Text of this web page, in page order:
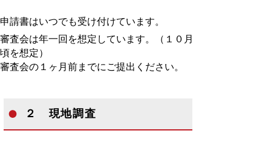
申請書はいつでも受け付けています。
審査会は年一回を想定しています。（１０月
頃を想定）
審査会の１ヶ月前までにご提出ください。
２ 現地調査